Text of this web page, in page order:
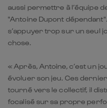
aussi permettre à l’équipe
"Antoine Dupont
s’appuyer trop sur un seul
chose.
« Après, Antoine, c’est un
évoluer son jeu. Ces
tourné vers le collectif, il
focalisé sur sa propre